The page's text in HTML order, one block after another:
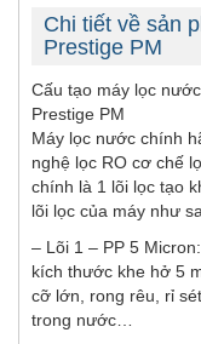
Chi tiết về sản
Prestige PM
Cấu tạo máy lọc
Prestige PM
Máy lọc nước chính
nghệ lọc RO cơ chế
chính là 1 lõi lọc tạo
lõi lọc của máy như
– Lõi 1 – PP 5
kích thước khe hở 5
cỡ lớn, rong rêu, rỉ
trong nước…